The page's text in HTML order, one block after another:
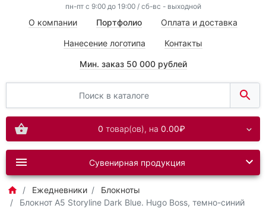
пн-пт с 9:00 до 19:00 / сб-вс - выходной
О компании Портфолио Оплата и доставка
Нанесение логотипа Контакты
Мин. заказ 50 000 рублей
0 товар(ов), на 0.00₽
Сувенирная продукция
Ежедневники
Блокноты
Блокнот А5 Storyline Dark Blue. Hugo Boss, темно-синий